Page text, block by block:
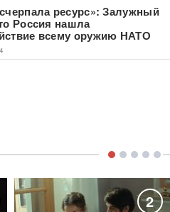
ресурс»: Залужный
Россия нашла
всему оружию НАТО
2